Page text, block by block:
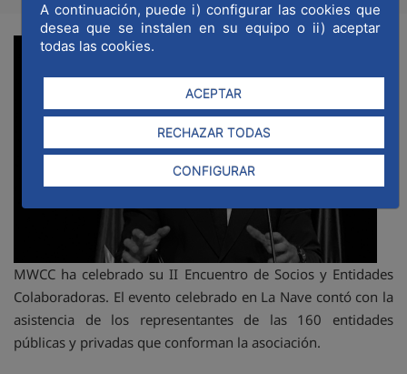
A continuación, puede i) configurar las cookies que
desea que se instalen en su equipo o ii) aceptar
todas las cookies.
ACEPTAR
RECHAZAR TODAS
CONFIGURAR
MWCC ha celebrado su II Encuentro de Socios y Entidades
Colaboradoras. El evento celebrado en La Nave contó con la
asistencia de los representantes de las 160 entidades
públicas y privadas que conforman la asociación.